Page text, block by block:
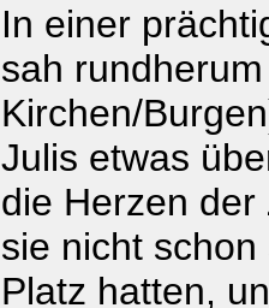
In einer
sah
Kirchen/
Julis etwas
die Herzen
sie nicht
Platz hatten,